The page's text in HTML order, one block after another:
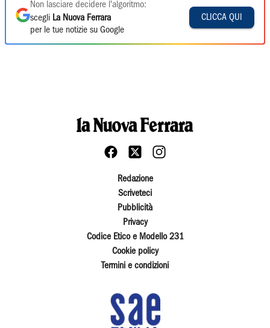
Non lasciare decidere l'algoritmo:
scegli La Nuova Ferrara
per le tue notizie su Google
CLICCA QUI
Redazione
Scriveteci
Pubblicità
Privacy
Codice Etico e Modello 231
Cookie policy
Termini e condizioni